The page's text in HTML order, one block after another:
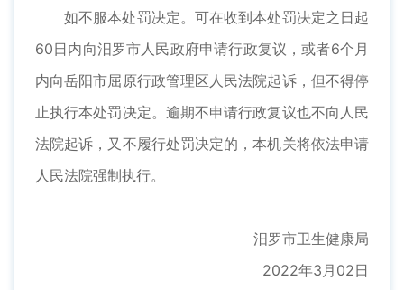
如不服本处罚决定。可在收到本处罚决定之日起
60日内向汨罗市人民政府申请行政复议，或者6个月
内向岳阳市屈原行政管理区人民法院起诉，但不得停
止执行本处罚决定。逾期不申请行政复议也不向人民
法院起诉，又不履行处罚决定的，本机关将依法申请
人民法院强制执行。
汨罗市卫生健康局
2022年3月02日